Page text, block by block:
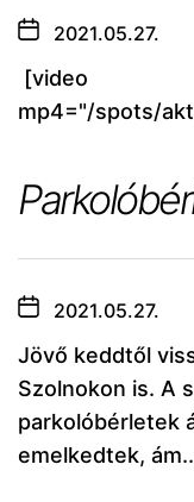
2021.05.27.
[video
mp4="/spots/
2021.05.27.
Jövő keddtől
Szolnokon is. A
parkolóbérletek
emelkedtek,